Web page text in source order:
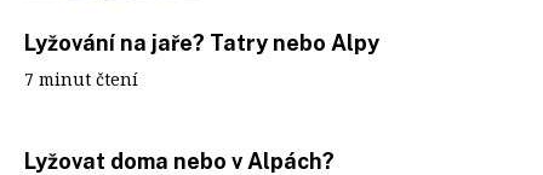
Lyžování na jaře? Tatry nebo Alpy
7 minut čtení
Lyžovat doma nebo v Alpách?